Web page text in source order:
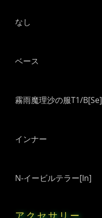
なし
ベース
霧雨魔理沙の服T1/B[Se]
インナー
N-イービルテラー[In]